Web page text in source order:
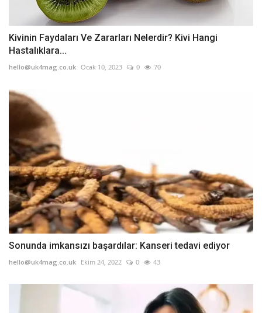
Kivinin Faydaları Ve Zararları Nelerdir? Kivi Hangi
Hastalıklara...
hello@uk4mag.co.uk Ocak 10, 2023 0 70
Sonunda imkansızı başardılar: Kanseri tedavi ediyor
hello@uk4mag.co.uk Ekim 24, 2022 0 43